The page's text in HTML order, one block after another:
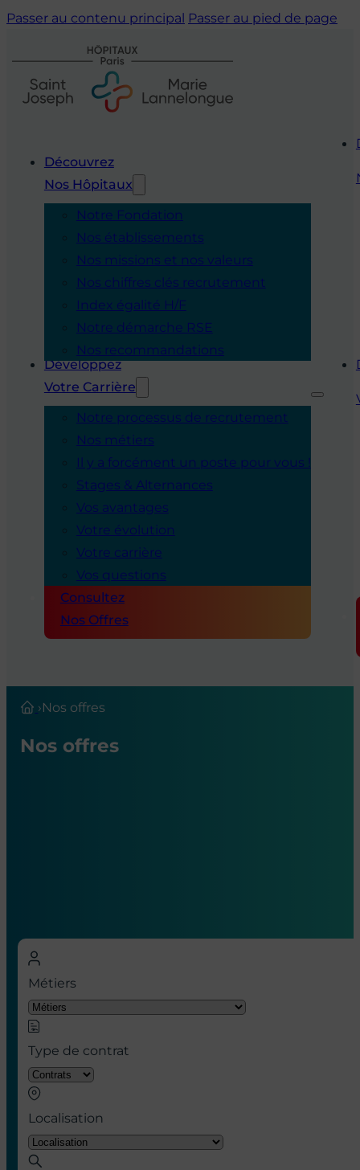
Passer au contenu principal Passer au pied de page
Découvrez
Nos Hôpitaux
Notre Fondation
Nos établissements
Nos missions et nos valeurs
Nos chiffres clés recrutement
Index égalité H/F
Notre démarche RSE
Nos recommandations
Développez
Votre Carrière
Notre processus de recrutement
Nos métiers
Il y a forcément un poste pour vous !
Stages & Alternances
Vos avantages
Votre évolution
Votre carrière
Vos questions
Consultez
Nos Offres
›Nos offres
Nos offres
Métiers
Type de contrat
Localisation